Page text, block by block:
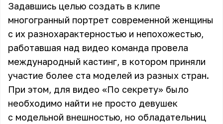
Задавшись целью создать в клипе
многогранный портрет современной женщины
с их разнохарактерностью и непохожестью,
работавшая над видео команда провела
международный кастинг, в котором приняли
участие более ста моделей из разных стран.
При этом, для видео «По секрету» было
необходимо найти не просто девушек
с модельной внешностью, но обладательниц